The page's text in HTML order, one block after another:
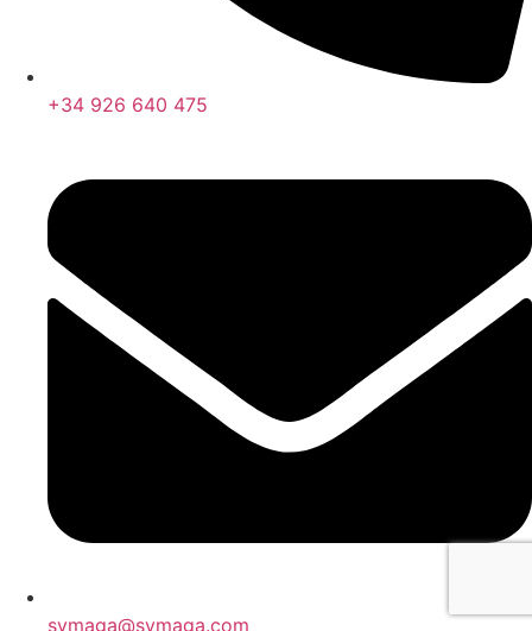
+34 926 640 475
symaga@symaga.com